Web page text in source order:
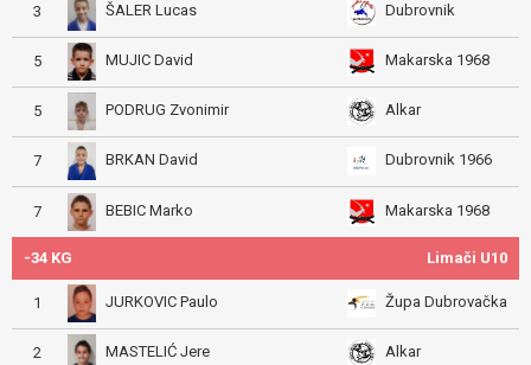
3 ŠALER Lucas Dubrovnik
5 MUJIC David Makarska 1968
5 PODRUG Zvonimir Alkar
7 BRKAN David Dubrovnik 1966
7 BEBIC Marko Makarska 1968
-34 KG Limači U10
1 JURKOVIC Paulo Župa Dubrovačka
2 MASTELIĆ Jere Alkar